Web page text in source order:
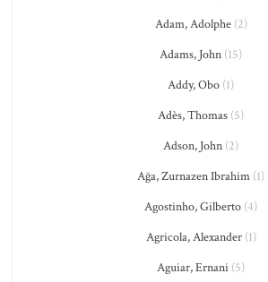
Adam, Adolphe(2)
Adams, John (15)
Addy, Obo (1)
Adès, Thomas (5)
Adson, John (2)
Ağa, Zurnazen Ibrahim (1)
Agostinho, Gilberto (4)
Agricola, Alexander(1)
Aguiar, Ernani (5)